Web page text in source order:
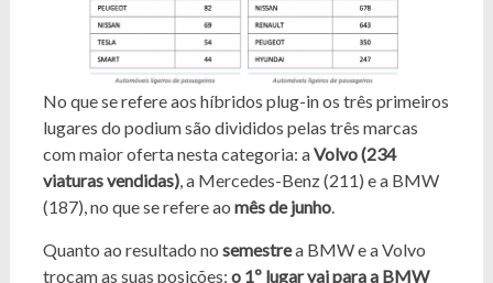
No que se refere aos híbridos plug-in os três primeiros
lugares do podium são divididos pelas três marcas
com maior oferta nesta categoria: aVolvo (234
viaturas vendidas), a Mercedes-Benz (211) e a BMW
(187), no que se refere ao mês de junho.
Quanto ao resultado no semestrea BMW e a Volvo
trocam as suas posições: o 1º lugar vai para a BMW